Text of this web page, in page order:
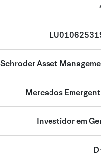
Schroder Asset
Mercados
Investidor em